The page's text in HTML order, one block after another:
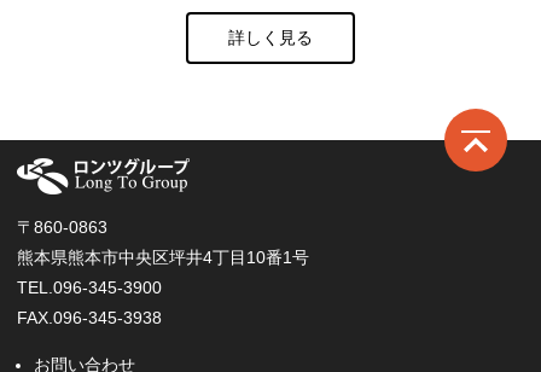
詳しく見る
〒860-0863
熊本県熊本市中央区坪井4丁目10番1号
TEL.096-345-3900
FAX.096-345-3938
お問い合わせ